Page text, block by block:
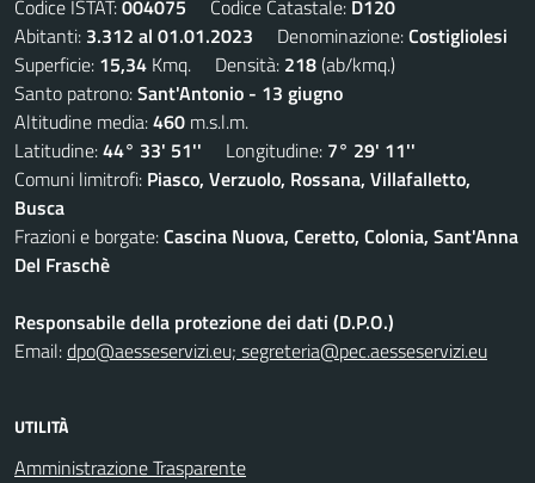
Codice ISTAT:004075 Codice Catastale: D120
Abitanti: 3.312 al 01.01.2023 Denominazione:Costigliolesi
Superficie: 15,34 Kmq. Densità: 218(ab/kmq.)
Santo patrono:Sant'Antonio - 13 giugno
Altitudine media:460 m.s.l.m.
Latitudine:44° 33' 51'' Longitudine: 7° 29' 11''
Comuni limitrofi: Piasco, Verzuolo, Rossana, Villafalletto,
Busca
Frazioni e borgate:Cascina Nuova, Ceretto, Colonia, Sant'Anna
Del Fraschè
Responsabile della protezione dei dati (D.P.O.)
Email:dpo@aesseservizi.eu; segreteria@pec.aesseservizi.eu
UTILITÀ
Amministrazione Trasparente